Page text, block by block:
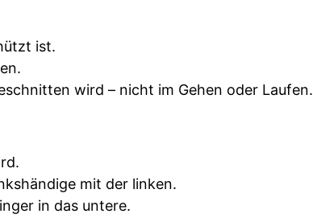
ist.
wird – nicht im Gehen oder Laufen.
mit der linken.
in das untere.